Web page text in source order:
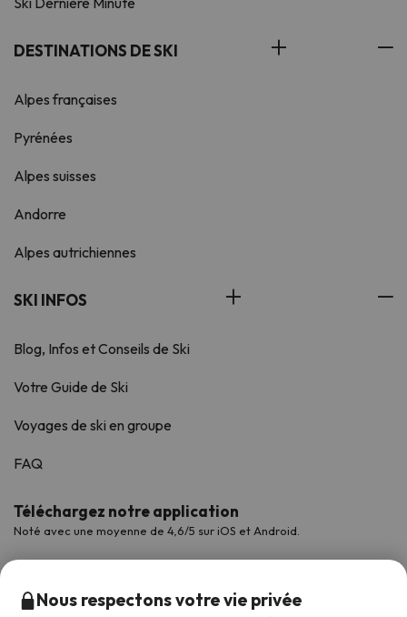
DESTINATIONS DE SKI
Alpes françaises
Pyrénées
Alpes suisses
Andorre
Alpes autrichiennes
SKI INFOS
Blog, Infos et Conseils de Ski
Votre Guide de Ski
Voyages de ski en groupe
FAQ
Téléchargez notre application
Noté avec une moyenne de 4,6/5 sur iOS et Android.
Nous respectons votre vie privée